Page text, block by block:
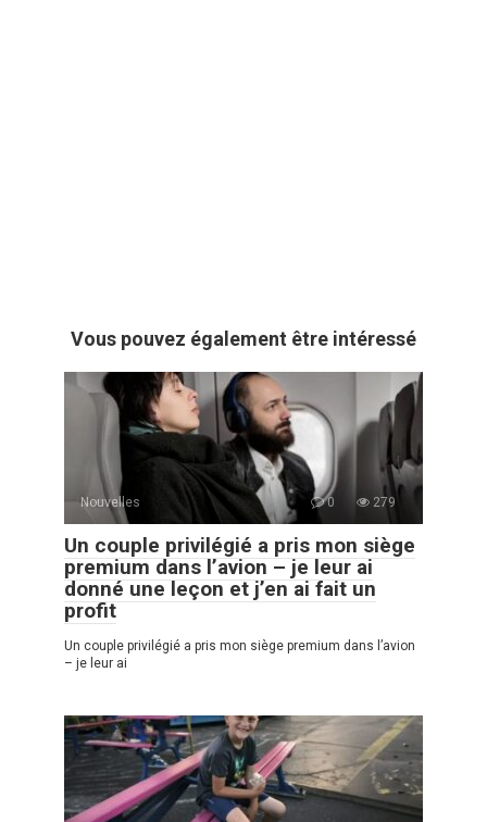
Vous pouvez également être intéressé
Nouvelles 0 279
Un couple privilégié a pris mon siège
premium dans l’avion – je leur ai
donné une leçon et j’en ai fait un
profit
Un couple privilégié a pris mon siège premium dans l’avion
– je leur ai